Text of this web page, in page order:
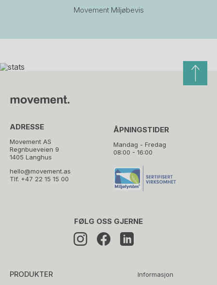
Movement Miljøbevis
ADRESSE
Movement AS
Regnbueveien 9
1405 Langhus
hello@movement.as
Tlf. +47 22 15 15 00
ÅPNINGSTIDER
Mandag - Fredag
08:00 - 16:00
PRODUKTER Informasjon
FØLG OSS GJERNE